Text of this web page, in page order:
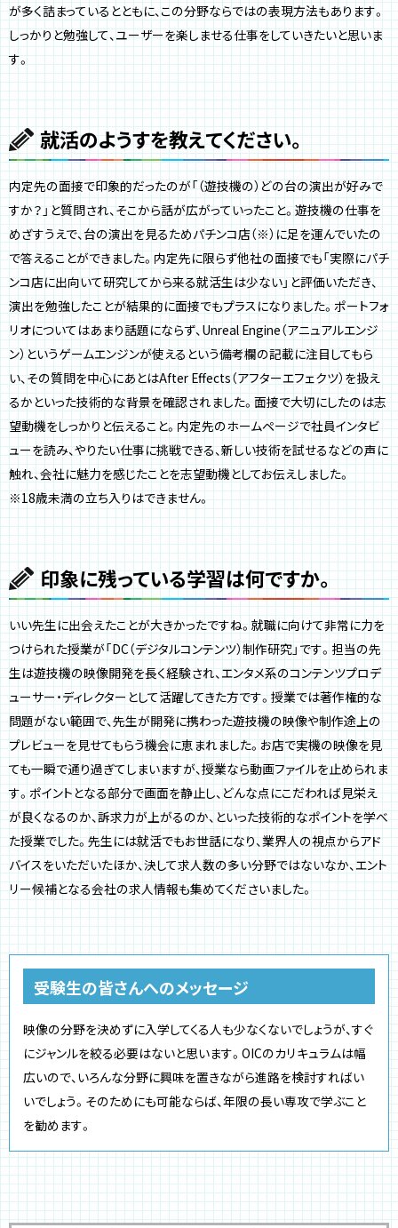
が多く詰まっているとともに、この分野ならではの表現方法もあります。
しっかりと勉強して、ユーザーを楽しませる仕事をしていきたいと思いま
す。
就活のようすを教えてください。
内定先の面接で印象的だったのが「（遊技機の）どの台の演出が好みで
すか？」と質問され、そこから話が広がっていったこと。遊技機の仕事を
めざすうえで、台の演出を見るためパチンコ店（※）に足を運んでいたの
で答えることができました。内定先に限らず他社の面接でも「実際にパチ
ンコ店に出向いて研究してから来る就活生は少ない」と評価いただき、
演出を勉強したことが結果的に面接でもプラスになりました。ポートフォ
リオについてはあまり話題にならず、Unreal Engine（アニュアルエンジ
ン）というゲームエンジンが使えるという備考欄の記載に注目してもら
い、その質問を中心にあとはAfter Effects（アフターエフェクツ）を扱え
るかといった技術的な背景を確認されました。面接で大切にしたのは志
望動機をしっかりと伝えること。内定先のホームページで社員インタビ
ューを読み、やりたい仕事に挑戦できる、新しい技術を試せるなどの声に
触れ、会社に魅力を感じたことを志望動機としてお伝えしました。
※18歳未満の立ち入りはできません。
印象に残っている学習は何ですか。
いい先生に出会えたことが大きかったですね。就職に向けて非常に力を
つけられた授業が「DC（デジタルコンテンツ）制作研究」です。担当の先
生は遊技機の映像開発を長く経験され、エンタメ系のコンテンツプロデ
ューサー・ディレクターとして活躍してきた方です。授業では著作権的な
問題がない範囲で、先生が開発に携わった遊技機の映像や制作途上の
プレビューを見せてもらう機会に恵まれました。お店で実機の映像を見
ても一瞬で通り過ぎてしまいますが、授業なら動画ファイルを止められま
す。ポイントとなる部分で画面を静止し、どんな点にこだわれば見栄え
が良くなるのか、訴求力が上がるのか、といった技術的なポイントを学べ
た授業でした。先生には就活でもお世話になり、業界人の視点からアド
バイスをいただいたほか、決して求人数の多い分野ではないなか、エント
リー候補となる会社の求人情報も集めてくださいました。
受験生の皆さんへのメッセージ
映像の分野を決めずに入学してくる人も少なくないでしょうが、すぐ
にジャンルを絞る必要はないと思います。OICのカリキュラムは幅
広いので、いろんな分野に興味を置きながら進路を検討すればい
いでしょう。そのためにも可能ならば、年限の長い専攻で学ぶこと
を勧めます。